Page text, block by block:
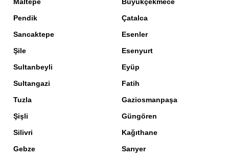
Pendik
Sancaktepe
Şile
Sultanbeyli
Sultangazi
Tuzla
Şişli
Silivri
Gebze
Çatalca
Esenler
Esenyurt
Eyüp
Fatih
Gaziosmanpaşa
Güngören
Kağıthane
Sarıyer